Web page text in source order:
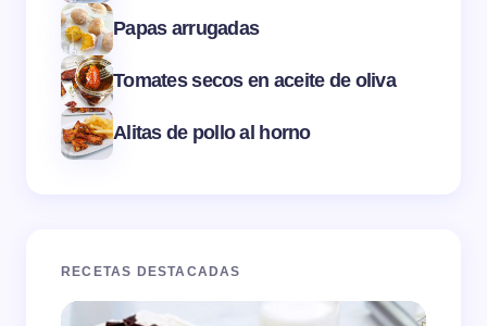
Papas arrugadas
Tomates secos en aceite de oliva
Alitas de pollo al horno
RECETAS DESTACADAS